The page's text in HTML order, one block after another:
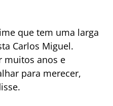
que tem uma larga
Carlos Miguel.
muitos anos e
para merecer,